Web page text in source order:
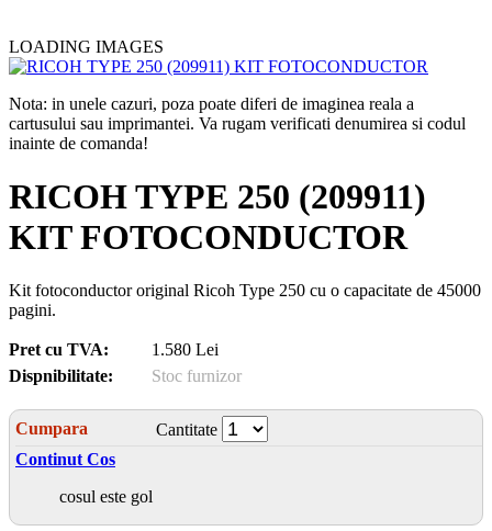
LOADING IMAGES
Nota: in unele cazuri, poza poate diferi de imaginea reala a
cartusului sau imprimantei. Va rugam verificati denumirea si codul
inainte de comanda!
RICOH TYPE 250 (209911)
KIT FOTOCONDUCTOR
Kit fotoconductor original Ricoh Type 250 cu o capacitate de 45000
pagini.
Pret cu TVA:
1.580 Lei
Dispnibilitate:
Stoc furnizor
Cumpara
Cantitate
Continut Cos
cosul este gol